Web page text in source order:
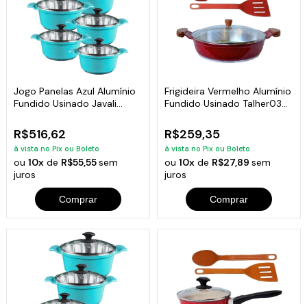
Jogo Panelas Azul Alumínio
Fundido Usinado Javali
R$516,62
à vista no Pix ou Boleto
ou10x de R$55,55sem
juros
Comprar
Frigideira Vermelho Alumínio
Fundido Usinado Talher03
R$259,35
à vista no Pix ou Boleto
ou 10xde R$27,89 sem
juros
Comprar